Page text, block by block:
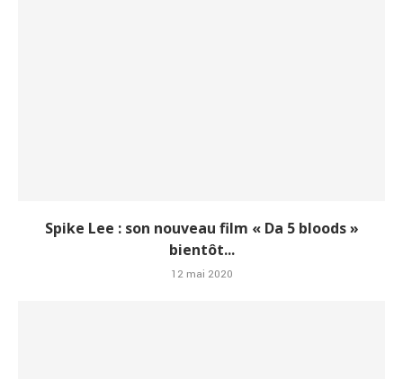
Spike Lee : son nouveau film « Da 5 bloods »
bientôt...
12 mai 2020